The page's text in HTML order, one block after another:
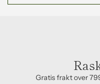
Gratis frakt over